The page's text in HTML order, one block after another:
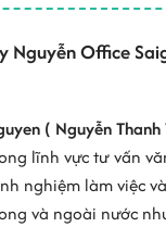
Nguyễn Office
( Nguyễn Thanh
lĩnh vực tư vấn
nghiệm làm việc
và ngoài nước